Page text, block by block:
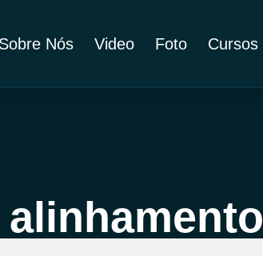
Sobre Nós Video Foto Cursos
alinhamento